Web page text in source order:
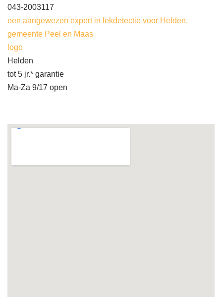
043-2003117
een aangewezen expert in lekdetectie voor Helden,
gemeente Peel en Maas
logo
Helden
tot 5 jr.* garantie
Ma-Za 9/17 open